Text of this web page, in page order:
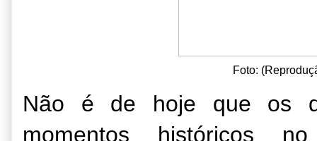
Foto:
Não é de hoje que os
momentos históricos